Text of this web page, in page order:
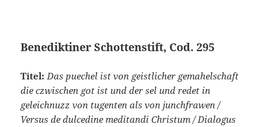
Benediktiner Schottenstift, Cod. 295
Titel:Das puechel ist von geistlicher gemahelschaft
die czwischen got ist und der sel und redet in
geleichnuzz von tugenten als von junchfrawen /
Versus de dulcedine meditandi Christum / Dialogus